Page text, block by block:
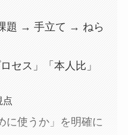
題 → 手立て → ねら
セス」「本人比」
点
に使うか」を明確に